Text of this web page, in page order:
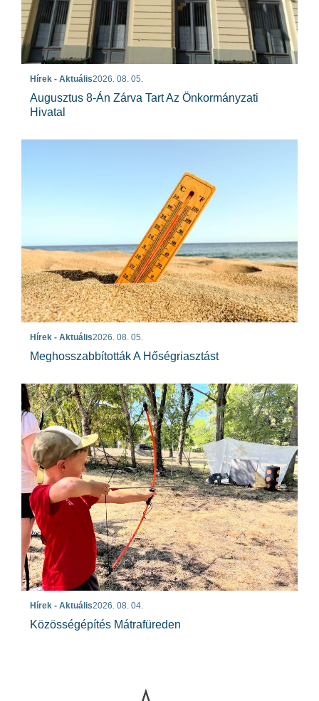
Hírek - Aktuális2026. 08. 05.
Augusztus 8-Án Zárva Tart Az Önkormányzati
Hivatal
Hírek - Aktuális2026. 08. 05.
Meghosszabbították A Hőségriasztást
Hírek - Aktuális2026. 08. 04.
Közösségépítés Mátrafüreden